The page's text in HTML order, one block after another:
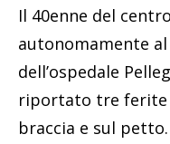
Il 40enne del
autonomamente
dell’ospedale
riportato tre ferite
braccia e sul